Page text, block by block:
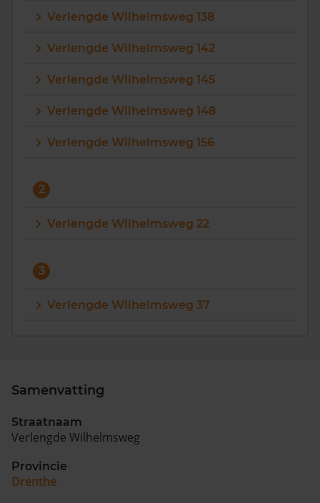
Vragen? Neem contact met ons op
088 220 4200
Verlengde Wilhelmsweg 138
Verlengde Wilhelmsweg 142
Verlengde Wilhelmsweg 145
Verlengde Wilhelmsweg 148
Verlengde Wilhelmsweg 156
2
Verlengde Wilhelmsweg 22
3
Verlengde Wilhelmsweg 37
Samenvatting
Straatnaam
Verlengde Wilhelmsweg
Provincie
Drenthe